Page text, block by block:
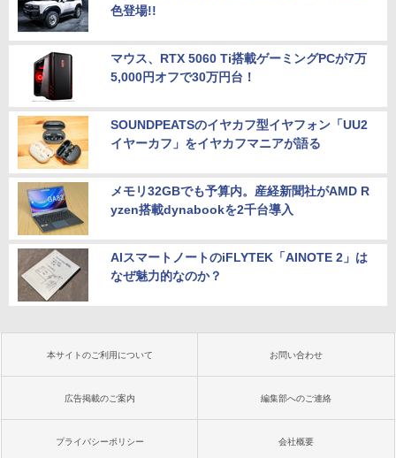
色登場!!
マウス、RTX 5060 Ti搭載ゲーミングPCが7万
5,000円オフで30万円台！
SOUNDPEATSのイヤカフ型イヤフォン「UU2
イヤーカフ」をイヤカフマニアが語る
メモリ32GBでも予算内。産経新聞社がAMD R
yzen搭載dynabookを2千台導入
AIスマートノートのiFLYTEK「AINOTE 2」は
なぜ魅力的なのか？
本サイトのご利用について お問い合わせ
広告掲載のご案内 編集部へのご連絡
プライバシーポリシー 会社概要